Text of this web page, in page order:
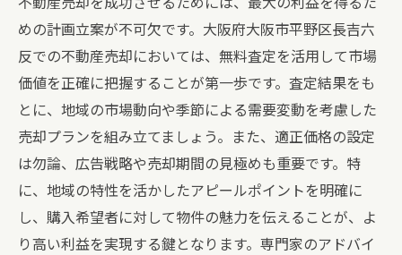
めの計画立案が不可欠です。大阪府大阪市平野区長吉六
反での不動産売却においては、無料査定を活用して市場
価値を正確に把握することが第一歩です。査定結果をも
とに、地域の市場動向や季節による需要変動を考慮した
売却プランを組み立てましょう。また、適正価格の設定
は勿論、広告戦略や売却期間の見極めも重要です。特
に、地域の特性を活かしたアピールポイントを明確に
し、購入希望者に対して物件の魅力を伝えることが、よ
り高い利益を実現する鍵となります。専門家のアドバイ